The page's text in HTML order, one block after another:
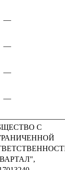
—
—
—
—
С